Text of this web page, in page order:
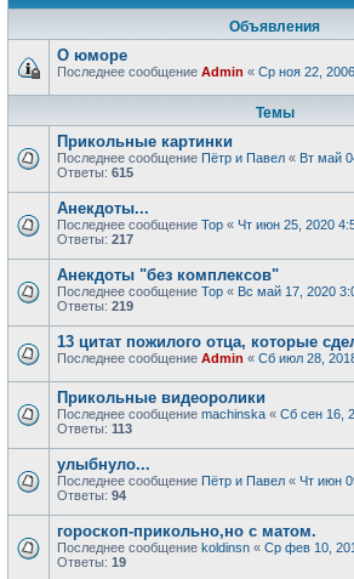
Объявления
О юморе
Последнее сообщение Admin « Ср ноя 22,
Темы
Прикольные картинки
Последнее сообщение Пётр и Павел « Вт май
Ответы: 615
Анекдоты...
Последнее сообщение Тор « Чт июн 25, 2020
Ответы: 217
Анекдоты "без комплексов"
Последнее сообщение Тор « Вс май 17, 2020
Ответы: 219
13 цитат пожилого отца, которые
Последнее сообщение Admin « Сб июл 28,
Прикольные видеоролики
Последнее сообщение machinska « Сб сен 16,
Ответы: 113
улыбнуло...
Последнее сообщение Пётр и Павел « Чт июн
Ответы: 94
гороскоп-прикольно,но с матом.
Последнее сообщение koldinsn « Ср фев 10,
Ответы: 19